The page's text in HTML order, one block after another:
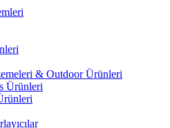
& Outdoor Ürünleri
Ürünleri